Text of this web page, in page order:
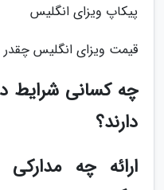
پیکاپ ویزای انگلیس
قیمت ویزای انگلیس
چه کسانی شرایط
دارند؟
ارائه چه